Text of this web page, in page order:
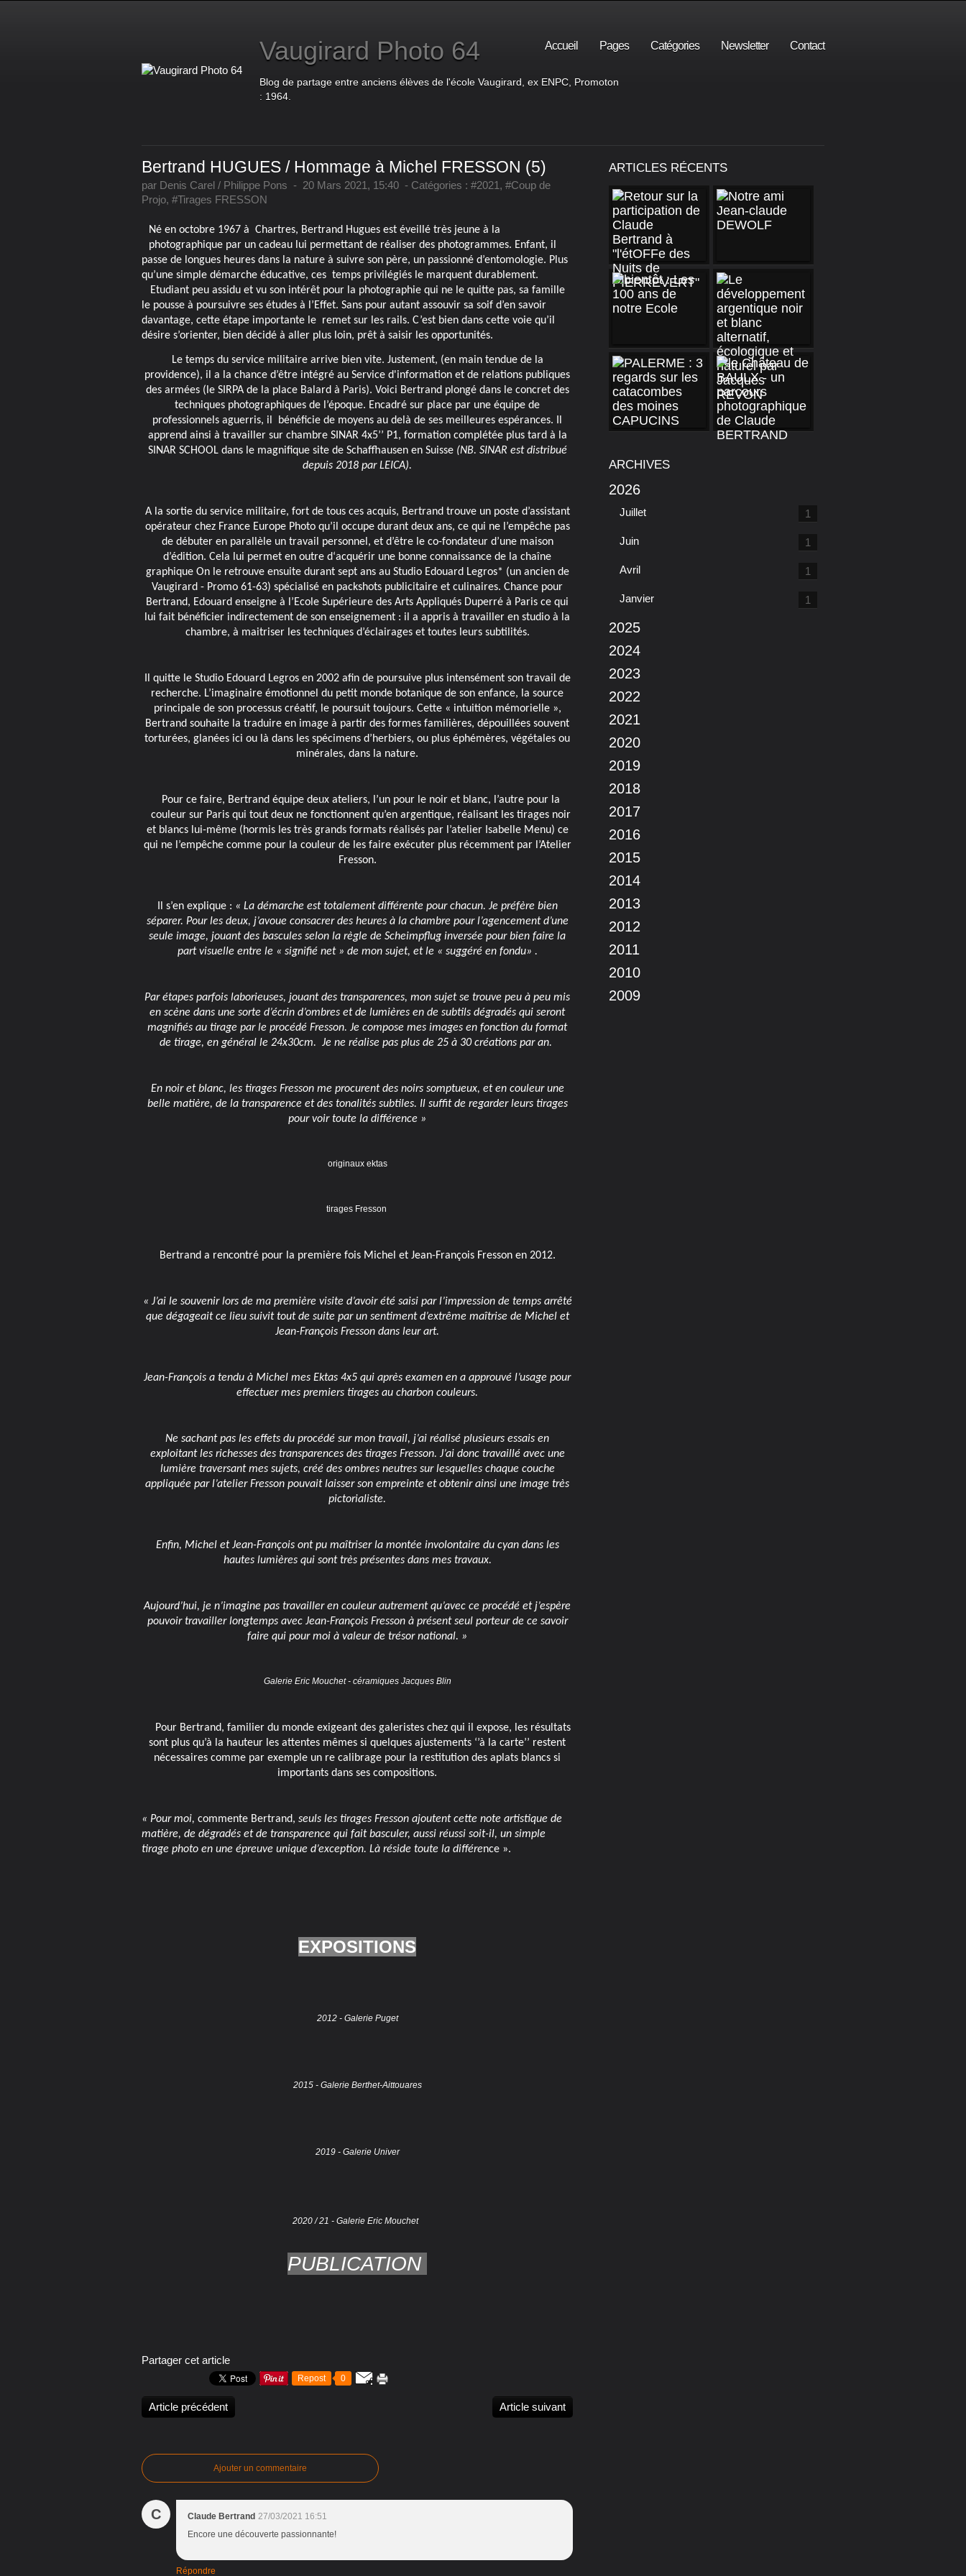
Vaugirard Photo 64
Blog de partage entre anciens élèves de l'école Vaugirard, ex ENPC, Promoton
: 1964.
Accueil Pages Catégories Newsletter Contact
Bertrand HUGUES / Hommage à Michel FRESSON (5)
par Denis Carel / Philippe Pons - 20 Mars 2021, 15:40 - Catégories : #2021 , #Coup de
Projo, #Tirages FRESSON
Né en octobre 1967 à Chartres, Bertrand Hugues est éveillé très jeune à la
photographique par un cadeau lui permettant de réaliser des photogrammes. Enfant, il
passe de longues heures dans la nature à suivre son père, un passionné d’entomologie. Plus
qu’une simple démarche éducative, ces temps privilégiés le marquent durablement.
Etudiant peu assidu et vu son intérêt pour la photographie qui ne le quitte pas, sa famille
le pousse à poursuivre ses études à l’Effet. Sans pour autant assouvir sa soif d’en savoir
davantage, cette étape importante le remet sur les rails. C’est bien dans cette voie qu’il
désire s’orienter, bien décidé à aller plus loin, prêt à saisir les opportunités.
Le temps du service militaire arrive bien vite. Justement, (en main tendue de la
providence), il a la chance d’être intégré au Service d'information et de relations publiques
des armées (le SIRPA de la place Balard à Paris). Voici Bertrand plongé dans le concret des
techniques photographiques de l’époque. Encadré sur place par une équipe de
professionnels aguerris, il bénéficie de moyens au delà de ses meilleures espérances. Il
apprend ainsi à travailler sur chambre SINAR 4x5’’ P1, formation complétée plus tard à la
SINAR SCHOOL dans le magnifique site de Schaffhausen en Suisse (NB. SINAR est distribué
depuis 2018 par LEICA).
A la sortie du service militaire, fort de tous ces acquis, Bertrand trouve un poste d’assistant
opérateur chez France Europe Photo qu’il occupe durant deux ans, ce qui ne l’empêche pas
de débuter en parallèle un travail personnel, et d’être le co-fondateur d’une maison
d’édition. Cela lui permet en outre d‘acquérir une bonne connaissance de la chaîne
graphique On le retrouve ensuite durant sept ans au Studio Edouard Legros* (un ancien de
Vaugirard - Promo 61-63) spécialisé en packshots publicitaire et culinaires. Chance pour
Bertrand, Edouard enseigne à l’Ecole Supérieure des Arts Appliqués Duperré à Paris ce qui
lui fait bénéficier indirectement de son enseignement : il a appris à travailler en studio à la
chambre, à maitriser les techniques d’éclairages et toutes leurs subtilités.
Il quitte le Studio Edouard Legros en 2002 afin de poursuive plus intensément son travail de
recherche. L’imaginaire émotionnel du petit monde botanique de son enfance, la source
principale de son processus créatif, le poursuit toujours. Cette « intuition mémorielle »,
Bertrand souhaite la traduire en image à partir des formes familières, dépouillées souvent
torturées, glanées ici ou là dans les spécimens d’herbiers, ou plus éphémères, végétales ou
minérales, dans la nature.
Pour ce faire, Bertrand équipe deux ateliers, l’un pour le noir et blanc, l’autre pour la
couleur sur Paris qui tout deux ne fonctionnent qu’en argentique, réalisant les tirages noir
et blancs lui-même (hormis les très grands formats réalisés par l’atelier Isabelle Menu) ce
qui ne l’empêche comme pour la couleur de les faire exécuter plus récemment par l’Atelier
Fresson.
Il s’en explique : « La démarche est totalement différente pour chacun. Je préfère bien
séparer. Pour les deux, j’avoue consacrer des heures à la chambre pour l’agencement d’une
seule image, jouant des bascules selon la règle de Scheimpflug inversée pour bien faire la
part visuelle entre le « signifié net » de mon sujet, et le « suggéré en fondu» .
Par étapes parfois laborieuses, jouant des transparences, mon sujet se trouve peu à peu mis
en scène dans une sorte d’écrin d’ombres et de lumières en de subtils dégradés qui seront
magnifiés au tirage par le procédé Fresson. Je compose mes images en fonction du format
de tirage, en général le 24x30cm. Je ne réalise pas plus de 25 à 30 créations par an.
En noir et blanc, les tirages Fresson me procurent des noirs somptueux, et en couleur une
belle matière, de la transparence et des tonalités subtiles. Il suffit de regarder leurs tirages
pour voir toute la différence »
originaux ektas
tirages Fresson
Bertrand a rencontré pour la première fois Michel et Jean-François Fresson en 2012.
« J’ai le souvenir lors de ma première visite d’avoir été saisi par l’impression de temps arrêté
que dégageait ce lieu suivit tout de suite par un sentiment d’extrême maîtrise de Michel et
Jean-François Fresson dans leur art.
Jean-François a tendu à Michel mes Ektas 4x5 qui après examen en a approuvé l’usage pour
effectuer mes premiers tirages au charbon couleurs.
Ne sachant pas les effets du procédé sur mon travail, j’ai réalisé plusieurs essais en
exploitant les richesses des transparences des tirages Fresson. J’ai donc travaillé avec une
lumière traversant mes sujets, créé des ombres neutres sur lesquelles chaque couche
appliquée par l’atelier Fresson pouvait laisser son empreinte et obtenir ainsi une image très
pictorialiste.
Enfin, Michel et Jean-François ont pu maîtriser la montée involontaire du cyan dans les
hautes lumières qui sont très présentes dans mes travaux.
Aujourd’hui, je n’imagine pas travailler en couleur autrement qu’avec ce procédé et j’espère
pouvoir travailler longtemps avec Jean-François Fresson à présent seul porteur de ce savoir
faire qui pour moi à valeur de trésor national. »
Galerie Eric Mouchet - céramiques Jacques Blin
Pour Bertrand, familier du monde exigeant des galeristes chez qui il expose, les résultats
sont plus qu’à la hauteur les attentes mêmes si quelques ajustements ‘’à la carte’’ restent
nécessaires comme par exemple un re calibrage pour la restitution des aplats blancs si
importants dans ses compositions.
« Pour moi, commente Bertrand, seuls les tirages Fresson ajoutent cette note artistique de
matière, de dégradés et de transparence qui fait basculer, aussi réussi soit-il, un simple
tirage photo en une épreuve unique d’exception. Là réside toute la différence ».
EXPOSITIONS
2012 - Galerie Puget
2015 - Galerie Berthet-Aittouares
2019 - Galerie Univer
2020 / 21 - Galerie Eric Mouchet
PUBLICATION
Partager cet article
Repost 0
Article précédent Article suivant
Ajouter un commentaire
C Claude Bertrand 27/03/2021 16:51
Encore une découverte passionnante!
Répondre
ARTICLES RÉCENTS
ARCHIVES
2026
Juillet 1
Juin 1
Avril 1
Janvier 1
2025
2024
2023
2022
2021
2020
2019
2018
2017
2016
2015
2014
2013
2012
2011
2010
2009